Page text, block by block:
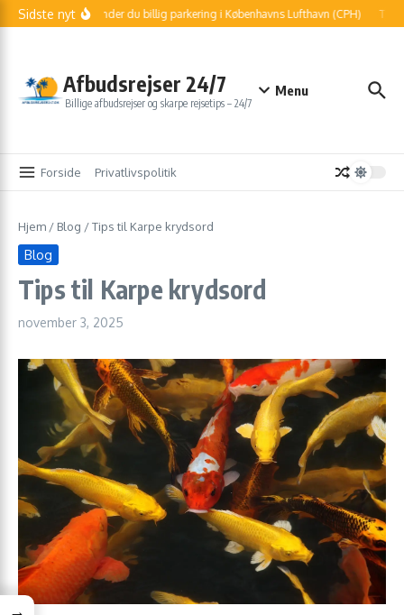
Fortsæt til indhold
Sidste nytSådan finder du billig parkering i Københavns Lufthavn (CPH) Told
Afbudsrejser 24/7
Billige afbudsrejser og skarpe rejsetips – 24/7
Menu
Forside Privatlivspolitik
Hjem / Blog /Tips til Karpe krydsord
Blog
Tips til Karpe krydsord
november 3, 2025
→